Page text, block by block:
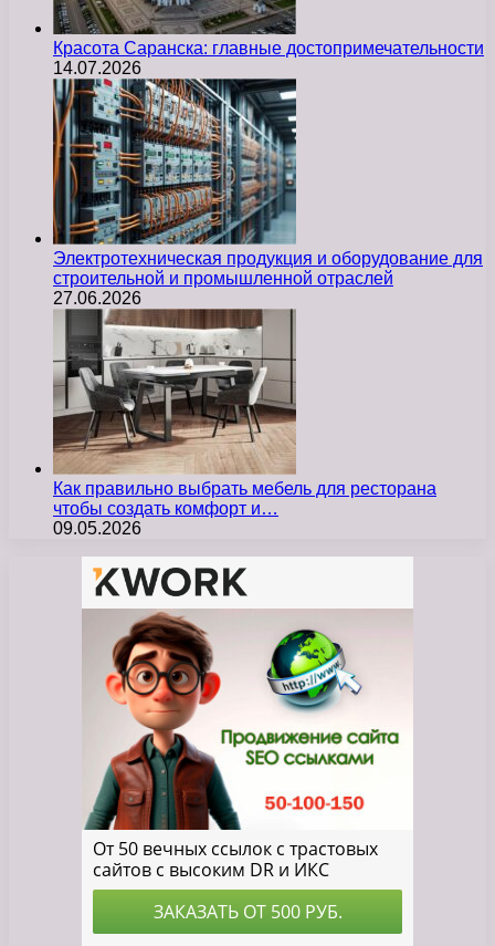
Красота Саранска: главные достопримечательности
14.07.2026
Электротехническая продукция и оборудование для
строительной и промышленной отраслей
27.06.2026
Как правильно выбрать мебель для ресторана
чтобы создать комфорт и…
09.05.2026